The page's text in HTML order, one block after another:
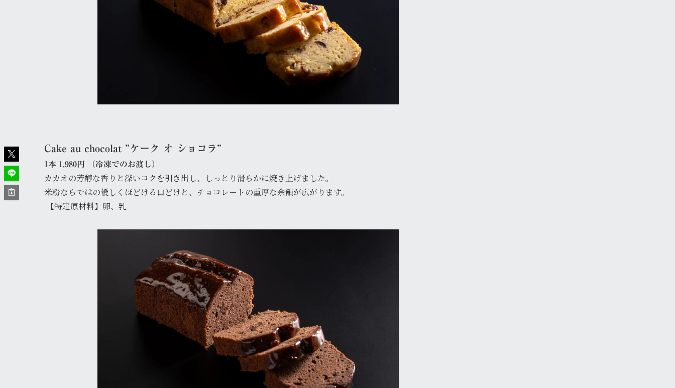
Cake au chocolat ”ケーク オ ショコラ”
1本 1,980円 （冷凍でのお渡し）
カカオの芳醇な香りと深いコクを引き出し、しっとり滑らかに焼き上げました。
米粉ならではの優しくほどける口どけと、チョコレートの重厚な余韻が広がります。
【特定原材料】卵、乳